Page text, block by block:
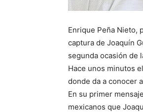
Enrique Peña Nieto,
captura de Joaquín
segunda ocasión de
Hace unos minutos
donde da a conocer
En su primer
mexicanos que